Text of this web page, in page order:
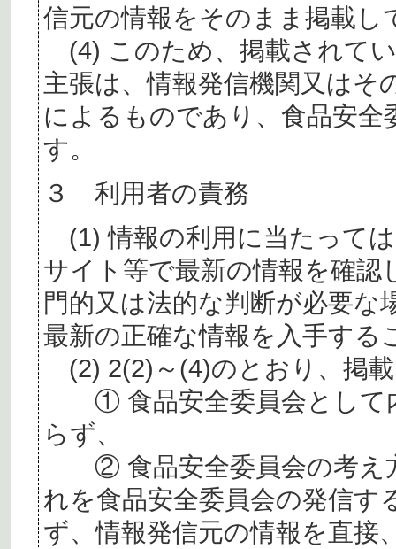
信元の情報をそのまま掲載し
(4) このため、掲載されて
主張は、情報発信機関又はそ
によるものであり、食品安
す。
３ 利用者の責務
(1) 情報の利用に当たって
サイト等で最新の情報を確認
門的又は法的な判断が必要
最新の正確な情報を入手する
(2) 2(2)～(4)のとおり、掲
① 食品安全委員会として
らず、
② 食品安全委員会の考え
れを食品安全委員会の発信す
ず、情報発信元の情報を直接